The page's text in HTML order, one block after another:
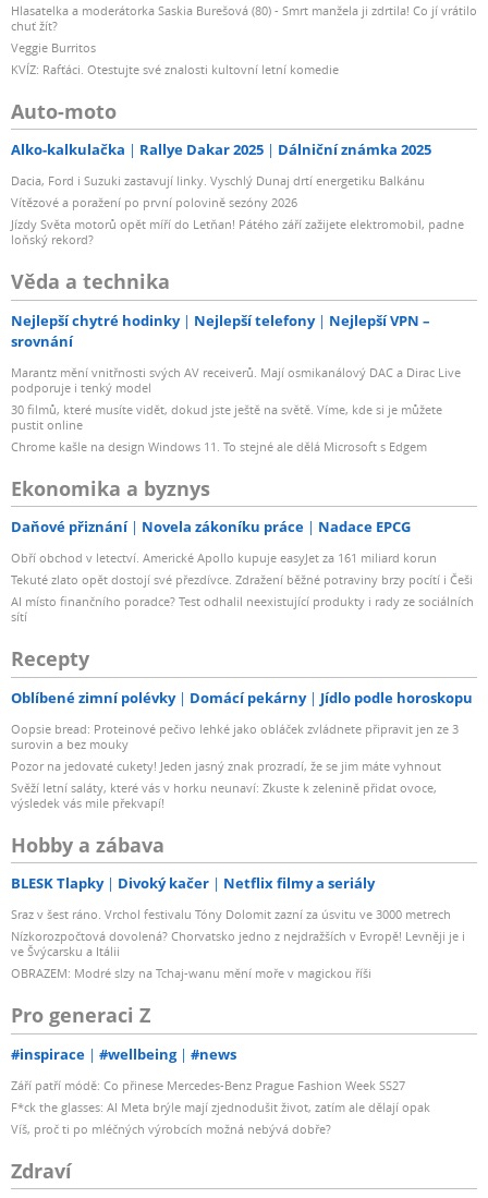
Hlasatelka a moderátorka Saskia Burešová (80) - Smrt manžela ji zdrtila! Co jí vrátilo
chuť žít?
Veggie Burritos
KVÍZ: Rafťáci. Otestujte své znalosti kultovní letní komedie
Auto-moto
Alko-kalkulačka Rallye Dakar 2025 Dálniční známka 2025
Dacia, Ford i Suzuki zastavují linky. Vyschlý Dunaj drtí energetiku Balkánu
Vítězové a poražení po první polovině sezóny 2026
Jízdy Světa motorů opět míří do Letňan! Pátého září zažijete elektromobil, padne
loňský rekord?
Věda a technika
Nejlepší chytré hodinky Nejlepší telefony
Nejlepší VPN –
srovnání
Marantz mění vnitřnosti svých AV receiverů. Mají osmikanálový DAC a Dirac Live
podporuje i tenký model
30 filmů, které musíte vidět, dokud jste ještě na světě. Víme, kde si je můžete
pustit online
Chrome kašle na design Windows 11. To stejné ale dělá Microsoft s Edgem
Ekonomika a byznys
Daňové přiznání Novela zákoníku práce Nadace EPCG
Obří obchod v letectví. Americké Apollo kupuje easyJet za 161 miliard korun
Tekuté zlato opět dostojí své přezdívce. Zdražení běžné potraviny brzy pocítí i Češi
AI místo finančního poradce? Test odhalil neexistující produkty i rady ze sociálních
sítí
Recepty
Oblíbené zimní polévky Domácí pekárny Jídlo podle horoskopu
Oopsie bread: Proteinové pečivo lehké jako obláček zvládnete připravit jen ze 3
surovin a bez mouky
Pozor na jedovaté cukety! Jeden jasný znak prozradí, že se jim máte vyhnout
Svěží letní saláty, které vás v horku neunaví: Zkuste k zelenině přidat ovoce,
výsledek vás mile překvapí!
Hobby a zábava
BLESK Tlapky Divoký kačer Netflix filmy a seriály
Sraz v šest ráno. Vrchol festivalu Tóny Dolomit zazní za úsvitu ve 3000 metrech
Nízkorozpočtová dovolená? Chorvatsko jedno z nejdražších v Evropě! Levněji je i
ve Švýcarsku a Itálii
OBRAZEM: Modré slzy na Tchaj-wanu mění moře v magickou říši
Pro generaci Z
#inspirace #wellbeing #news
Září patří módě: Co přinese Mercedes-Benz Prague Fashion Week SS27
F*ck the glasses: AI Meta brýle mají zjednodušit život, zatím ale dělají opak
Víš, proč ti po mléčných výrobcích možná nebývá dobře?
Zdraví